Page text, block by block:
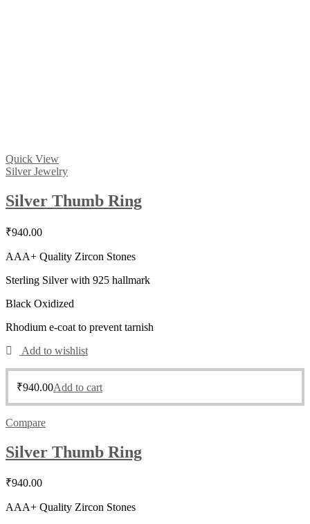
Quick View
Silver Jewelry
Silver Thumb Ring
₹940.00
AAA+ Quality Zircon Stones
Sterling Silver with 925 hallmark
Black Oxidized
Rhodium e-coat to prevent tarnish
Add to wishlist
₹940.00Add to cart
Compare
Silver Thumb Ring
₹940.00
AAA+ Quality Zircon Stones